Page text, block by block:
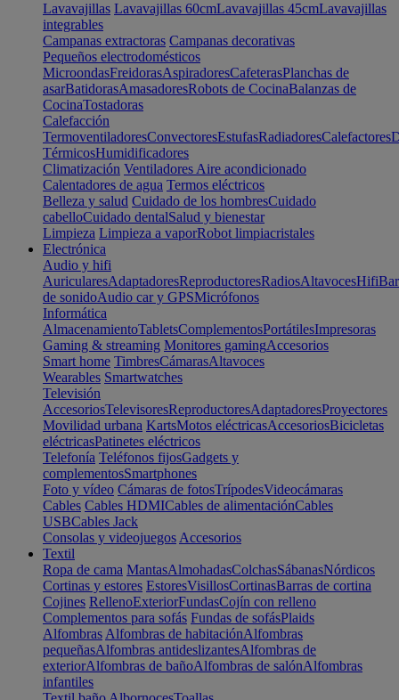
Lavavajillas Lavavajillas 60cmLavavajillas 45cmLavavajillas
integrables
Campanas extractoras Campanas decorativas
Pequeños electrodomésticos
MicroondasFreidorasAspiradoresCafeterasPlanchas de
asarBatidorasAmasadoresRobots de CocinaBalanzas de
CocinaTostadoras
Calefacción
TermoventiladoresConvectoresEstufasRadiadoresCalefactores
TérmicosHumidificadores
Climatización Ventiladores Aire acondicionado
Calentadores de agua Termos eléctricos
Belleza y salud Cuidado de los hombresCuidado
cabelloCuidado dentalSalud y bienestar
Limpieza Limpieza a vaporRobot limpiacristales
Electrónica
Audio y hifi
AuricularesAdaptadoresReproductoresRadiosAltavocesHifi
de sonidoAudio car y GPSMicrófonos
Informática
AlmacenamientoTabletsComplementosPortátilesImpresoras
Gaming & streaming Monitores gamingAccesorios
Smart home TimbresCámarasAltavoces
Wearables Smartwatches
Televisión
AccesoriosTelevisoresReproductoresAdaptadoresProyectores
Movilidad urbana KartsMotos eléctricasAccesoriosBicicletas
eléctricasPatinetes eléctricos
Telefonía Teléfonos fijosGadgets y
complementosSmartphones
Foto y vídeo Cámaras de fotosTrípodesVideocámaras
Cables Cables HDMICables de alimentaciónCables
USBCables Jack
Consolas y videojuegos Accesorios
Textil
Ropa de cama MantasAlmohadasColchasSábanasNórdicos
Cortinas y estores EstoresVisillosCortinasBarras de cortina
Cojines RellenoExteriorFundasCojín con relleno
Complementos para sofás Fundas de sofásPlaids
Alfombras Alfombras de habitaciónAlfombras
pequeñasAlfombras antideslizantesAlfombras de
exteriorAlfombras de bañoAlfombras de salónAlfombras
infantiles